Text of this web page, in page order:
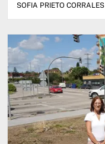
SOFIA PRIETO CORRALES